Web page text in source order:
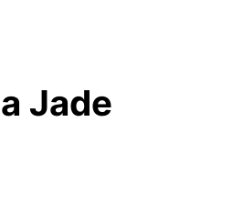
Jade